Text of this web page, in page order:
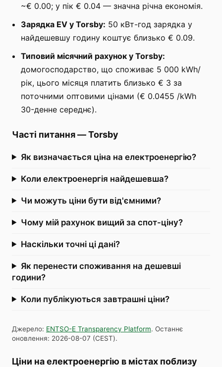
~€ 0.00; у пік € 0.04 — значна річна економія.
Зарядка EV у Torsby: 50 кВт-год зарядка у
найдешевшу годину коштує близько € 0.09.
Типовий місячний рахунок у Torsby:
домогосподарство, що споживає 5 000 kWh/
рік, цього місяця платить близько € 3 за
поточними оптовими цінами (€ 0.0455 /kWh
30-денне середнє).
Часті питання—Torsby
Як визначається ціна на електроенергію?
Коли електроенергія найдешевша?
Чи можуть ціни бути від'ємними?
Чому мій рахунок вищий за спот-ціну?
Наскільки точні ці дані?
Як перенести споживання на дешевші
години?
Коли публікуються завтрашні ціни?
Джерело: ENTSO-E Transparency Platform. Останнє
оновлення: 2026-08-07 (CEST).
Ціни на електроенергію в містах поблизу